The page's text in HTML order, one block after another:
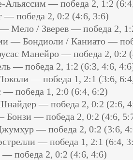
— победа 2, 1:2
победа 2, 0:2 (4:6, 3:6)
Мело / Зверев — победа 2,
— Бондиоли / Каниато —
Манейро — победа 2, 0:2
— победа 2, 1:2 (6:3, 4:6,
— победа 1, 2:1 (3:6,
победа 1, 2:0 (6:4, 6:2)
— победа 2, 0:2 (2:6,
Бонзи — победа 2, 0:2 (4:6,
— победа 2, 0:2 (3:6,
— победа 1, 2:1 (6:4,
победа 2, 0:2 (4:6, 4:6)